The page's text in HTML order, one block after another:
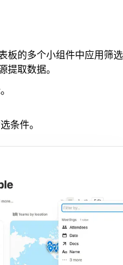
板的多个小组件中应用筛
提取数据。
条件。